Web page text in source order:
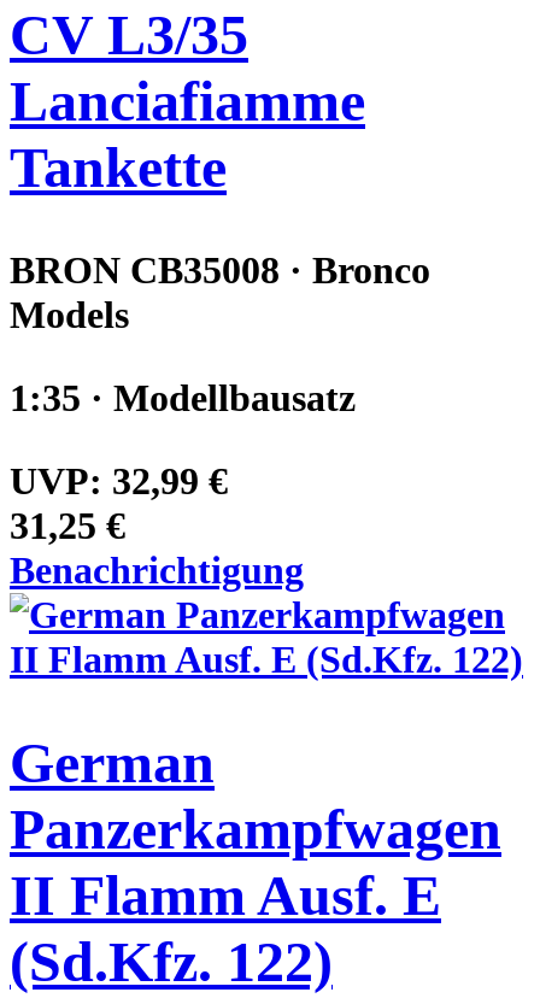
CV L3/35
Lanciafiamme
Tankette
BRON CB35008 · Bronco
Models
1:35 · Modellbausatz
UVP: 32,99 €
31,25 €
Benachrichtigung
German
Panzerkampfwagen
II Flamm Ausf. E
(Sd.Kfz. 122)